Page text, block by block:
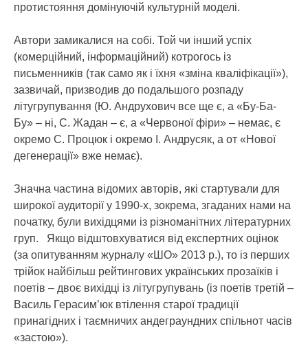
протистояння домінуючій культурній моделі.
Автори замикалися на собі. Той чи інший успіх
(комерційний, інформаційний) котрогось із
письменників (так само як і їхня «зміна кваліфікації»),
зазвичай, призводив до подальшого розпаду
літугрупування (Ю. Андрухович все ще є, а «Бу-Ба-
Бу» – ні, С. Жадан – є, а «Червоної фіри» – немає, є
окремо С. Процюк і окремо І. Андрусяк, а от «Нової
дегенерації» вже немає).
Значна частина відомих авторів, які стартували для
широкої аудиторії у 1990-х, зокрема, згаданих нами на
початку, були вихідцями із різноманітних літературних
груп. Якщо відштовхуватися від експертних оцінок
(за опитуванням журналу «ШО» 2013 р.), то із перших
трійок найбільш рейтингових українських прозаїків і
поетів – двоє вихідці із літугрупувань (із поетів третій –
Василь Герасим’юк втілення старої традиції
принагідних і таємничих андеграундних спільнот часів
«застою»).